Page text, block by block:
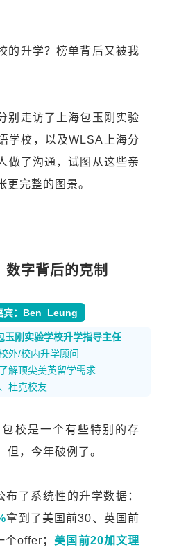
的升学？榜单背后又被我
别走访了上海包玉刚实验
学校，以及WLSA上海分
做了沟通，试图从这些亲
更完整的图景。
数字背后的克制
宾：Ben Leung
玉刚实验学校升学指导主任
外/校内升学顾问
解顶尖美英留学需求
杜克校友
校是一个有些特别的存
但，今年破例了。
布了系统性的升学数据：
拿到了美国前30、英国前
个offer ；美国前20加文理